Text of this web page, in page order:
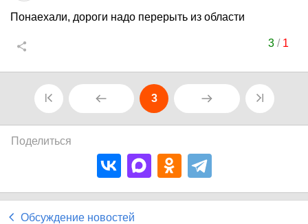
Понаехали, дороги надо перерыть из области
3/ 1
3
Поделиться
Обсуждение новостей